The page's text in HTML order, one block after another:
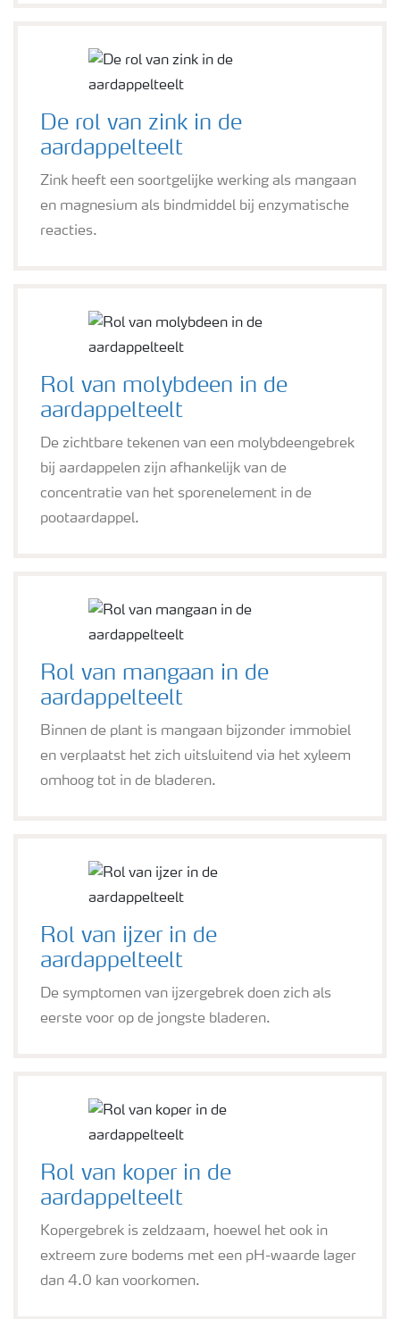
De rol van zink in de
aardappelteelt
Zink heeft een soortgelijke werking als mangaan
en magnesium als bindmiddel bij enzymatische
reacties.
Rol van molybdeen in de
aardappelteelt
De zichtbare tekenen van een molybdeengebrek
bij aardappelen zijn afhankelijk van de
concentratie van het sporenelement in de
pootaardappel.
Rol van mangaan in de
aardappelteelt
Binnen de plant is mangaan bijzonder immobiel
en verplaatst het zich uitsluitend via het xyleem
omhoog tot in de bladeren.
Rol van ijzer in de
aardappelteelt
De symptomen van ijzergebrek doen zich als
eerste voor op de jongste bladeren.
Rol van koper in de
aardappelteelt
Kopergebrek is zeldzaam, hoewel het ook in
extreem zure bodems met een pH-waarde lager
dan 4.0 kan voorkomen.